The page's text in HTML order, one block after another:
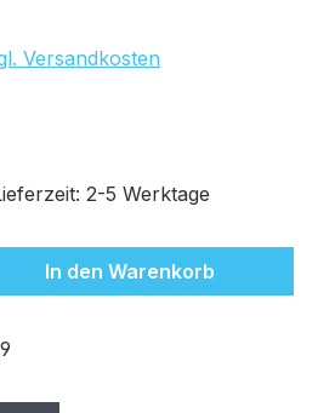
Versandkosten
2-5 Werktage
Gib den
In den Warenkorb